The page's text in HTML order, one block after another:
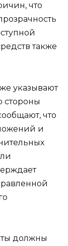
что
также
указывают
стороны
что
и
должны